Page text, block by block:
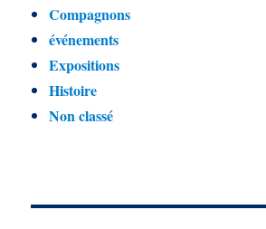
Compagnons
événements
Expositions
Histoire
Non classé